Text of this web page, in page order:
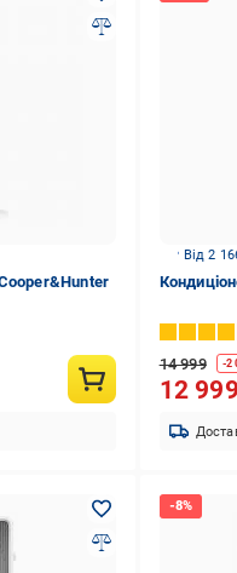
Від 2
14 999 -2
12 999